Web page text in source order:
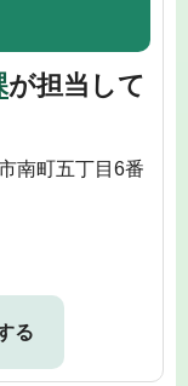
が担当して
南町五丁目6番
る